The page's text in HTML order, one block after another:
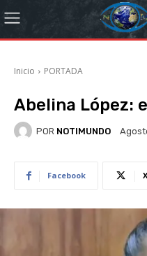
Inicio PORTADA
Abelina López:
POR NOTIMUNDO
Facebook X